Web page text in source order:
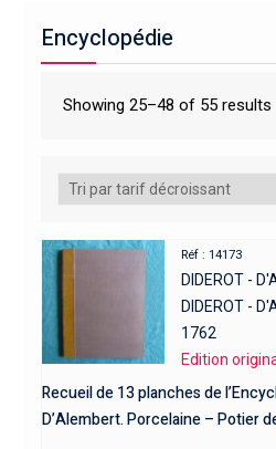
Encyclopédie
Showing 25–48 of 55 results
Réf : 14173
DIDEROT -
DIDEROT -
1762
Edition
Recueil de 13 planches de
D’Alembert. Porcelaine – Potier